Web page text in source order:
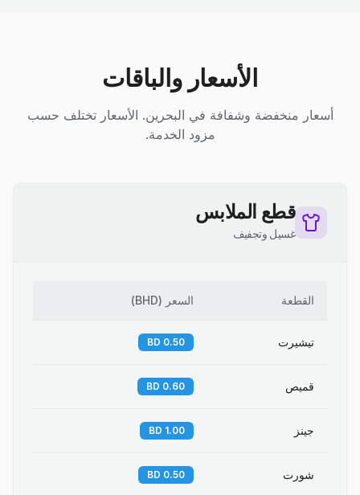
الأسعار والباقات
أسعار منخفضة وشفافة في البحرين. الأسعار تختلف حسب
مزود الخدمة.
قطع الملابس
غسيل وتجفيف
القطعة السعر (
BHD
)
تيشيرت 0.50 BD
قميص 0.60 BD
جينز 1.00 BD
شورت 0.50 BD